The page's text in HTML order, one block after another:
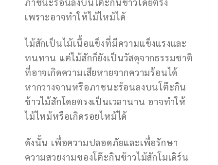
เพราะอาจทำให้ไม้ไหม้ได้
ไม้สักเป็นไม้เนื้อแข็งที่มีความแข็งแรงและ
ทนทาน แต่ไม้สักก็ยังเป็นวัสดุจากธรรมชาติ
ที่อาจเกิดความเสียหายจากความร้อนได้
หากวางจานหรือภาชนะร้อนลงบนโต๊ะกิน
ข้าวไม้สักโดยตรงเป็นเวลานาน อาจทำให้
ไม้ไหม้หรือเกิดรอยไหม้ได้
ดังนั้น เพื่อความปลอดภัยและเพื่อรักษา
ความสวยงามของโต๊ะกินข้าวไม้สักโมเดิร์น